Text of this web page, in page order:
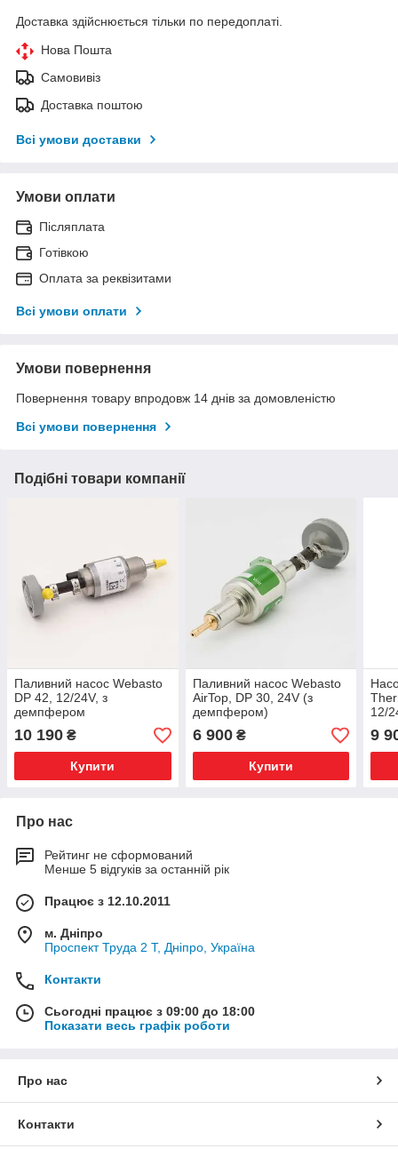
Доставка здійснюється тільки по передоплаті.
Нова Пошта
Самовивіз
Доставка поштою
Всі умови доставки
Умови оплати
Післяплата
Готівкою
Оплата за реквізитами
Всі умови оплати
Умови повернення
Повернення товару впродовж 14 днів за домовленістю
Всі умови повернення
Подібні товари компанії
Паливний насос Webasto
DP 42, 12/24V, з
демпфером
10 190 ₴
Купити
Паливний насос Webasto
AirTop, DP 30, 24V (з
демпфером)
6 900₴
Купити
12/
9
Про нас
Рейтинг не сформований
Менше 5 відгуків за останній рік
Працює з 12.10.2011
м. Дніпро
Проспект Труда 2 Т, Дніпро, Україна
Контакти
Сьогодні працює з 09:00 до 18:00
Показати весь графік роботи
Про нас
Контакти